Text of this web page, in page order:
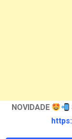
NOVIDADE